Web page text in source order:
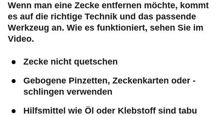
Wenn man eine Zecke entfernen möchte, kommt
es auf die richtige Technik und das passende
Werkzeug an. Wie es funktioniert, sehen Sie im
Video.
Zecke nicht quetschen
Gebogene Pinzetten, Zeckenkarten oder -
schlingen verwenden
Hilfsmittel wie Öl oder Klebstoff sind tabu